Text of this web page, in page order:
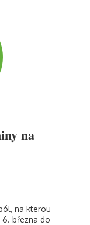
na
na kterou
března do